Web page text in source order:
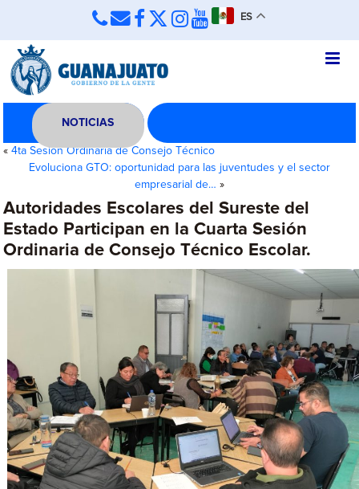
ES
NOTICIAS
«4ta Sesión Ordinaria de Consejo Técnico
Evoluciona GTO: oportunidad para las juventudes y el sector
empresarial de… »
Autoridades Escolares del Sureste del
Estado Participan en la Cuarta Sesión
Ordinaria de Consejo Técnico Escolar.